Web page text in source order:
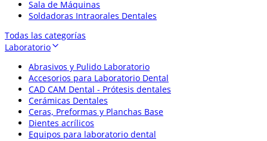
Sala de Máquinas
Soldadoras Intraorales Dentales
Todas las categorías
Laboratorio
Abrasivos y Pulido Laboratorio
Accesorios para Laboratorio Dental
CAD CAM Dental - Prótesis dentales
Cerámicas Dentales
Ceras, Preformas y Planchas Base
Dientes acrílicos
Equipos para laboratorio dental